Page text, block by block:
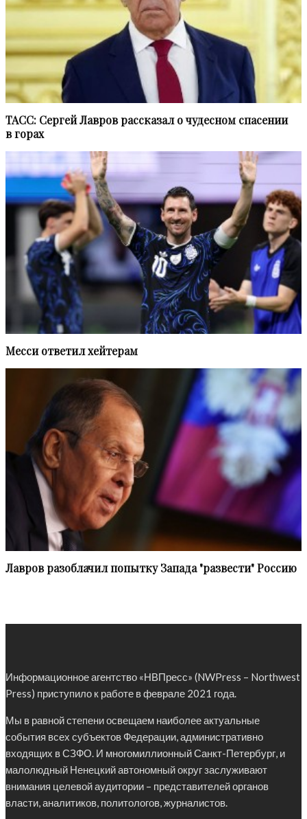
ТАСС: Сергей Лавров рассказал о чудесном спасении
в горах
Месси ответил хейтерам
Лавров разоблачил попытку Запада "развести" Россию
Информационное агентство «НВПресс» (NWPress – Northwest
Press) приступило к работе в феврале 2021 года.
Мы в равной степени освещаем наиболее актуальные
события всех субъектов Федерации, административно
входящих в СЗФО. И многомиллионный Санкт-Петербург, и
малолюдный Ненецкий автономный округ заслуживают
внимания целевой аудитории – представителей органов
власти, аналитиков, политологов, журналистов.